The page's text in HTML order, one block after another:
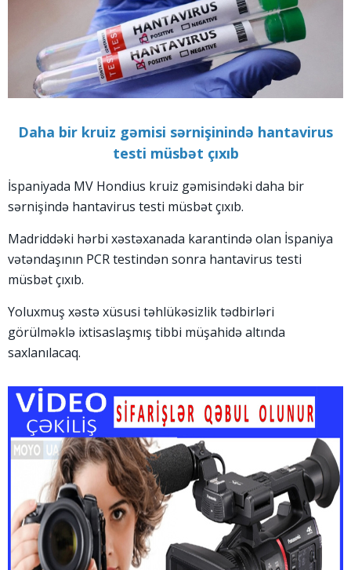
Daha bir kruiz gəmisi sərnişinində hantavirus
testi müsbət çıxıb
İspaniyada MV Hondius kruiz gəmisindəki daha bir
sərnişində hantavirus testi müsbət çıxıb.
Madriddəki hərbi xəstəxanada karantində olan İspaniya
vətəndaşının PCR testindən sonra hantavirus testi
müsbət çıxıb.
Yoluxmuş xəstə xüsusi təhlükəsizlik tədbirləri
görülməklə ixtisaslaşmış tibbi müşahidə altında
saxlanılacaq.